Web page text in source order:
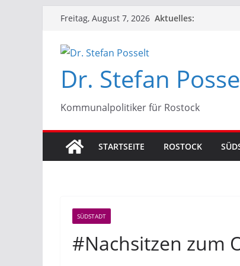
Zum
springen
Freitag, August 7, 2026 Aktuelles:
Dr. Stefan
Kommunalpolitiker für Rostock
STARTSEITE ROSTOCK
SÜDSTADT
#Nachsitzen zum